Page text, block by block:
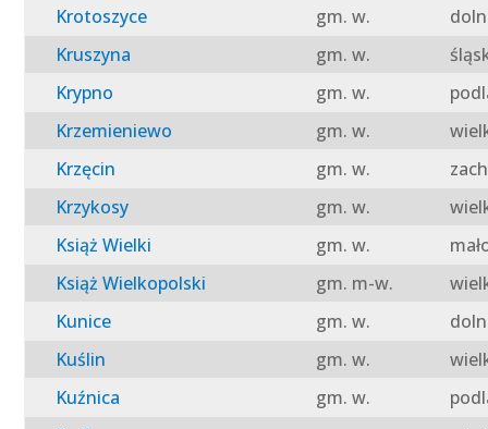
Krotoszyce
gm. w.
Kruszyna
gm. w.
Krypno
gm. w.
Krzemieniewo
gm. w.
Krzęcin
gm. w.
Krzykosy
gm. w.
Książ Wielki
gm. w.
Książ Wielkopolski
gm. m-w.
Kunice
gm. w.
Kuślin
gm. w.
Kuźnica
gm. w.